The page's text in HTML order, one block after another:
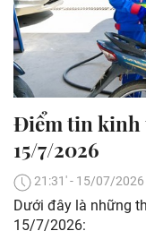
Điểm tin kinh
15/7/2026
21:31' - 15/07/2026
Dưới đây là những
15/7/2026: